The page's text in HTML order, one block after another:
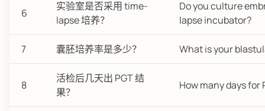
6
实验室是否采用 time-
lapse 培养？
Do you culture
lapse incubator?
7 囊胚培养率是多少？ What is your
8
活检后几天出 PGT 结
果？
How many days for